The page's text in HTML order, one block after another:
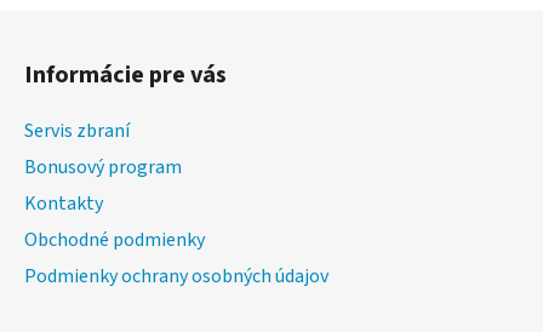
Informácie pre vás
Servis zbraní
Bonusový program
Kontakty
Obchodné podmienky
Podmienky ochrany osobných údajov